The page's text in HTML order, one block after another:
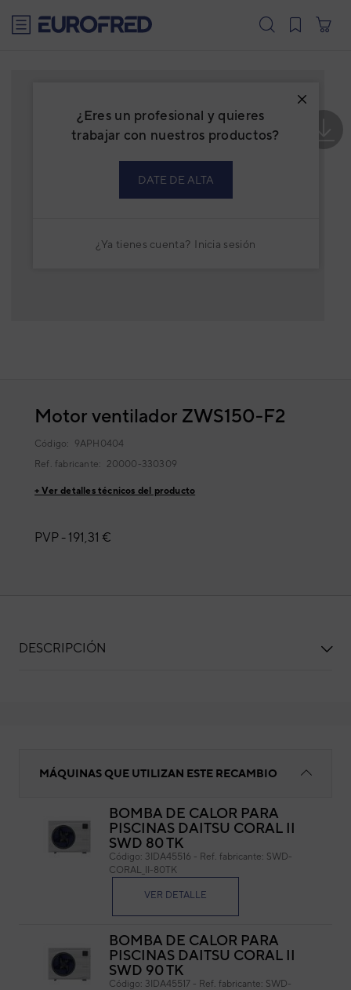
¿Eres un profesional y quieres
trabajar con nuestros productos?
DATE DE ALTA
¿Ya tienes cuenta? Inicia sesión
Motor ventilador ZWS150-F2
Código: 9APH0404
Ref. fabricante: 20000-330309
+ Ver detalles técnicos del producto
PVP - 191,31 €
DESCRIPCIÓN
MÁQUINAS QUE UTILIZAN ESTE RECAMBIO
BOMBA DE CALOR PARA
PISCINAS DAITSU CORAL II
SWD 80 TK
Código: 3IDA45516 - Ref. fabricante: SWD-
CORAL_II-80TK
VER DETALLE
BOMBA DE CALOR PARA
PISCINAS DAITSU CORAL II
SWD 90 TK
Código: 3IDA45517 - Ref. fabricante: SWD-